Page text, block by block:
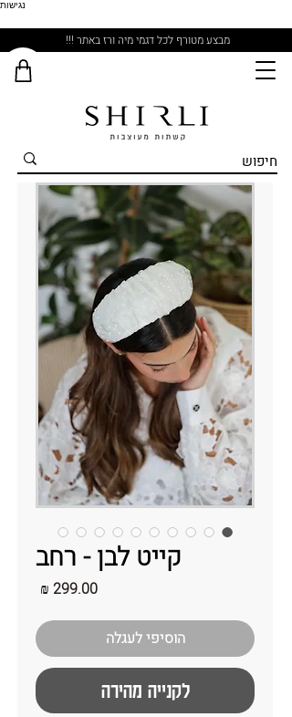
נגישות
מבצע מטורף לכל דגמי מיה ורז באתר !!!
קייט לבן - רחב
הוסיפי לעגלה
לקנייה מהירה